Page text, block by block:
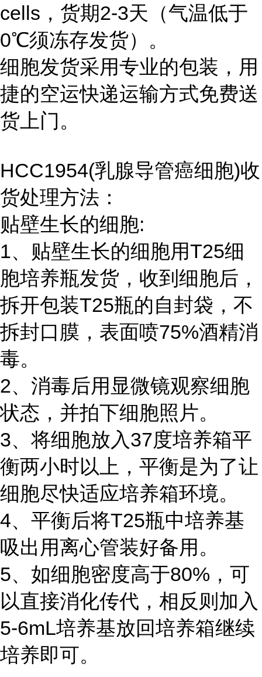
cells，货期2-3天（气温低于
0℃须冻存发货）。
细胞发货采用专业的包装，用
捷的空运快递运输方式免费送
货上门。
HCC1954(乳腺导管癌细胞)收
货处理方法：
贴壁生长的细胞:
1、贴壁生长的细胞用T25细
胞培养瓶发货，收到细胞后，
拆开包装T25瓶的自封袋，不
拆封口膜，表面喷75%酒精消
毒。
2、消毒后用显微镜观察细胞
状态，并拍下细胞照片。
3、将细胞放入37度培养箱平
衡两小时以上，平衡是为了让
细胞尽快适应培养箱环境。
4、平衡后将T25瓶中培养基
吸出用离心管装好备用。
5、如细胞密度高于80%，可
以直接消化传代，相反则加入
5-6mL培养基放回培养箱继续
培养即可。